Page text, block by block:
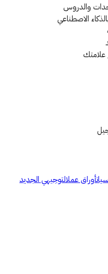
والدروس
الاصطناعي
أوراق عملالتوجيهي الجديد